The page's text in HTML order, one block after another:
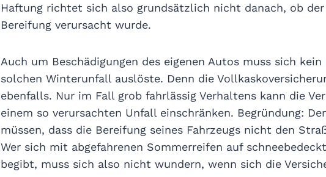
Haftung richtet sich also grundsätzlich nicht danach, ob
Bereifung verursacht wurde.
Auch um Beschädigungen des eigenen Autos muss sich
solchen Winterunfall auslöste. Denn die
ebenfalls. Nur im Fall grob fahrlässig Verhaltens kann die
einem so verursachten Unfall einschränken. Begründung:
müssen, dass die Bereifung seines Fahrzeugs nicht den
Wer sich mit abgefahrenen Sommerreifen auf
begibt, muss sich also nicht wundern, wenn sich die